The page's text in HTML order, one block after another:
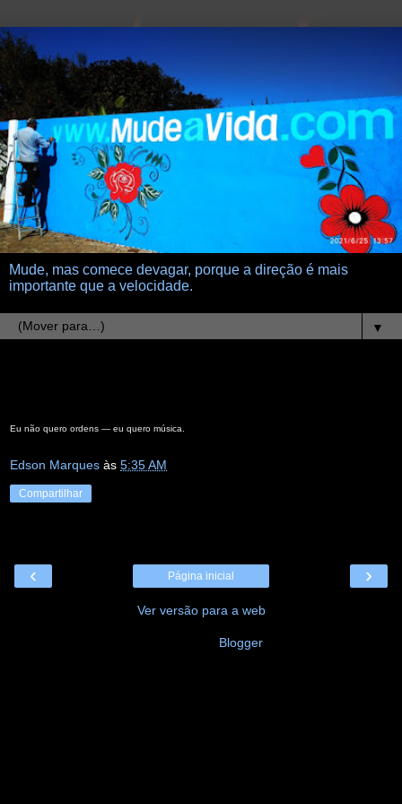
Mude, mas comece devagar, porque a direção é mais
importante que a velocidade.
▼
Eu não quero ordens — eu quero música.
Edson Marques às 5:35 AM
Compartilhar
‹ ›
Página inicial
Ver versão para a web
Blogger.